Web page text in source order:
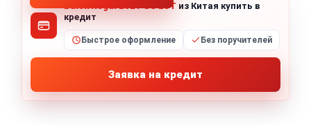
Buick Regal 2021 GS 28T из Китая купить в
кредит
Быстрое оформление Без поручителей
Заявка на кредит